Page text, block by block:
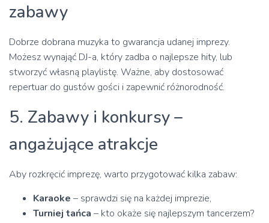
zabawy
Dobrze dobrana muzyka to gwarancja udanej imprezy.
Możesz wynająć DJ-a, który zadba o najlepsze hity, lub
stworzyć własną playlistę. Ważne, aby dostosować
repertuar do gustów gości i zapewnić różnorodność.
5. Zabawy i konkursy –
angażujące atrakcje
Aby rozkręcić imprezę, warto przygotować kilka zabaw:
Karaoke – sprawdzi się na każdej imprezie,
Turniej tańca – kto okaże się najlepszym tancerzem?